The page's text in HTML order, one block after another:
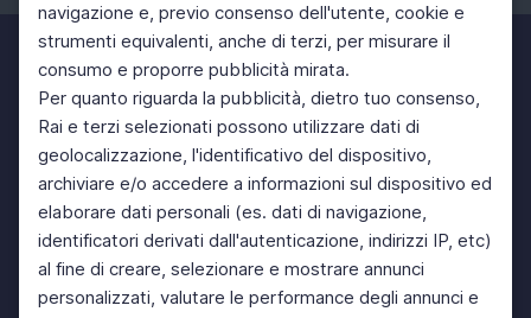
navigazione e, previo consenso dell'utente, cookie e
strumenti equivalenti, anche di terzi, per misurare il
consumo e proporre pubblicità mirata.
Per quanto riguarda la pubblicità, dietro tuo consenso,
Rai e terzi selezionati possono utilizzare dati di
geolocalizzazione, l'identificativo del dispositivo,
archiviare e/o accedere a informazioni sul dispositivo ed
elaborare dati personali (es. dati di navigazione,
identificatori derivati dall'autenticazione, indirizzi IP, etc)
al fine di creare, selezionare e mostrare annunci
personalizzati, valutare le performance degli annunci e